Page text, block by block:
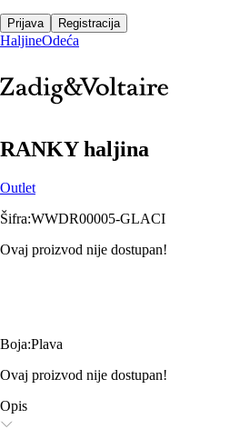
Prijava Registracija
HaljineOdeća
RANKY haljina
Outlet
Šifra:WWDR00005-GLACI
Ovaj proizvod nije dostupan!
Boja:Plava
Ovaj proizvod nije dostupan!
Opis